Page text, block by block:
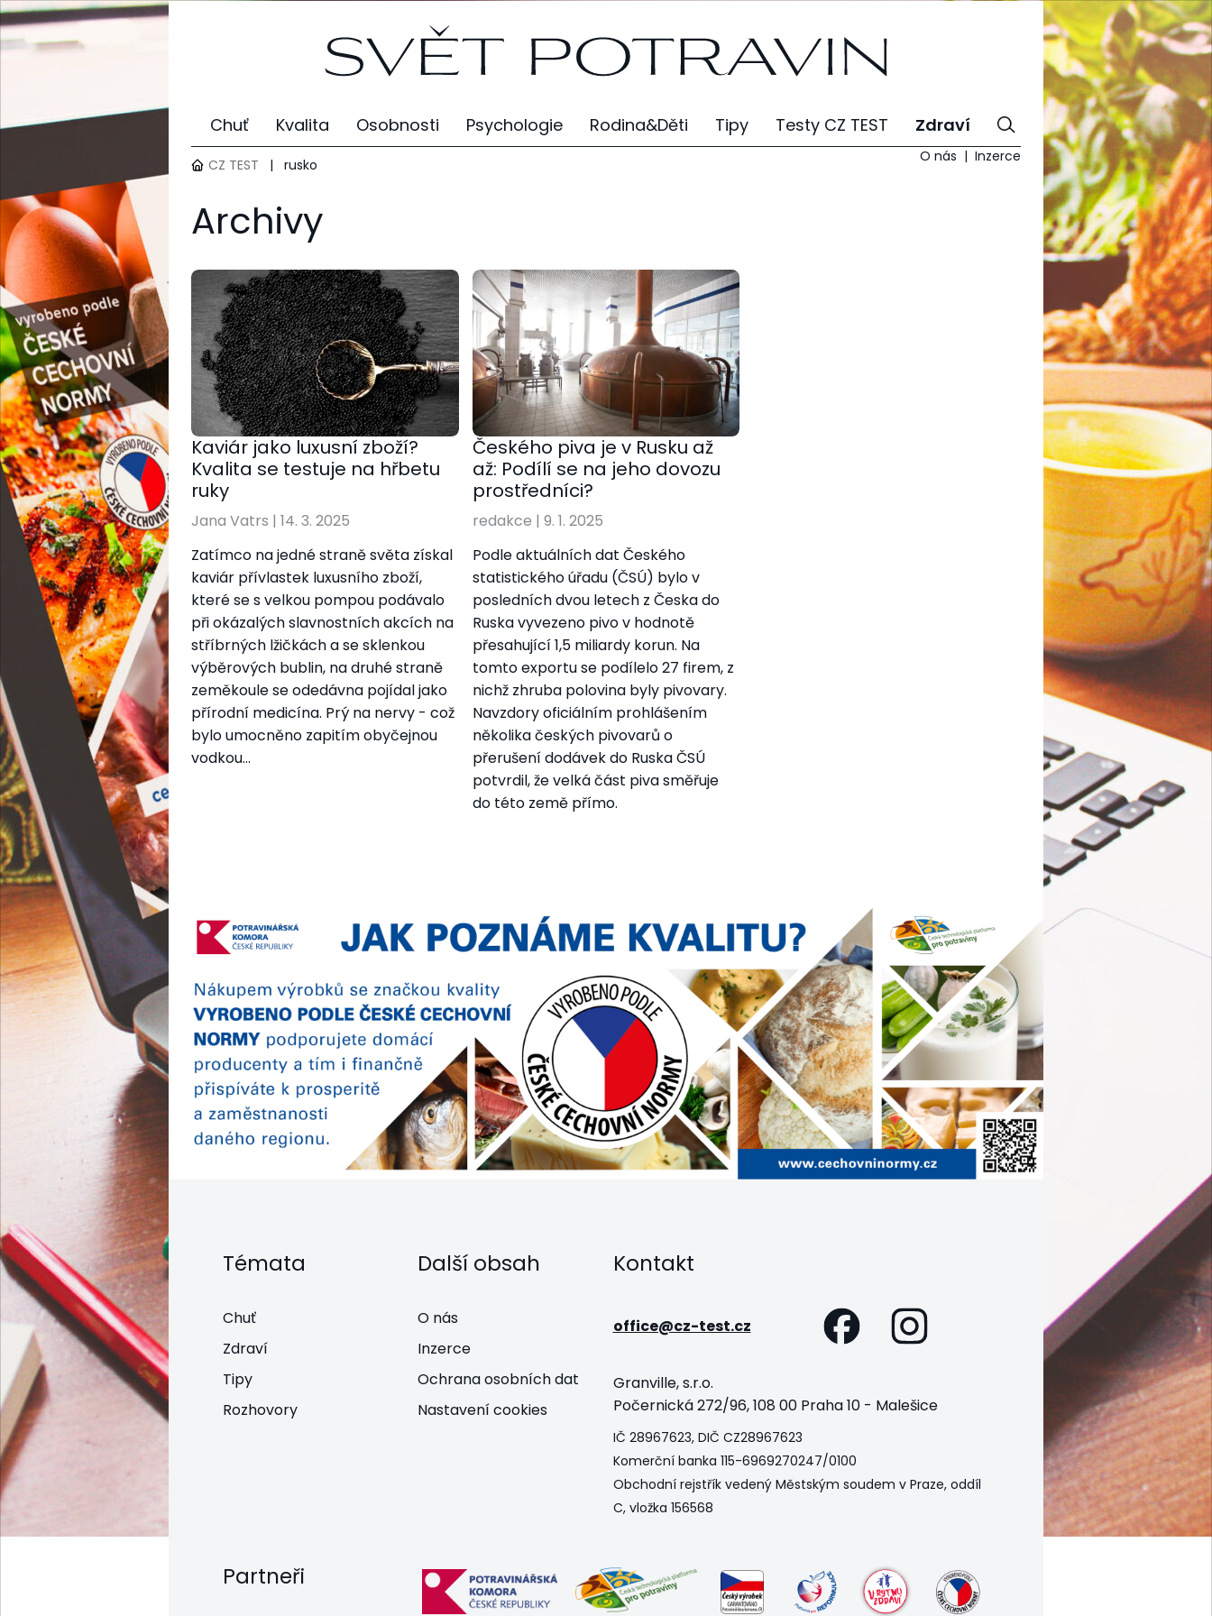
Chuť Kvalita Osobnosti Psychologie Rodina&Děti Tipy Testy CZ TEST Zdraví
CZ TEST | rusko O nás Inzerce
Archivy
Kaviár jako luxusní zboží?
Kvalita se testuje na hřbetu
ruky
Jana Vatrs | 14. 3. 2025
Zatímco na jedné straně světa získal
kaviár přívlastek luxusního zboží,
které se s velkou pompou podávalo
při okázalých slavnostních akcích na
stříbrných lžičkách a se sklenkou
výběrových bublin, na druhé straně
zeměkoule se odedávna pojídal jako
přírodní medicína. Prý na nervy - což
bylo umocněno zapitím obyčejnou
vodkou…
Českého piva je v Rusku až
až: Podílí se na jeho dovozu
prostředníci?
redakce | 9. 1. 2025
Podle aktuálních dat Českého
statistického úřadu (ČSÚ) bylo v
posledních dvou letech z Česka do
Ruska vyvezeno pivo v hodnotě
přesahující 1,5 miliardy korun. Na
tomto exportu se podílelo 27 firem, z
nichž zhruba polovina byly pivovary.
Navzdory oficiálním prohlášením
několika českých pivovarů o
přerušení dodávek do Ruska ČSÚ
potvrdil, že velká část piva směřuje
do této země přímo.
Témata
Chuť
Zdraví
Tipy
Rozhovory
Další obsah
O nás
Inzerce
Ochrana osobních dat
Nastavení cookies
Kontakt
office@cz-test.cz
Granville, s.r.o.
Počernická 272/96, 108 00 Praha 10 - Malešice
IČ 28967623, DIČ CZ28967623
Komerční banka 115-6969270247/0100
Obchodní rejstřík vedený Městským soudem v Praze, oddíl
C, vložka 156568
Partneři